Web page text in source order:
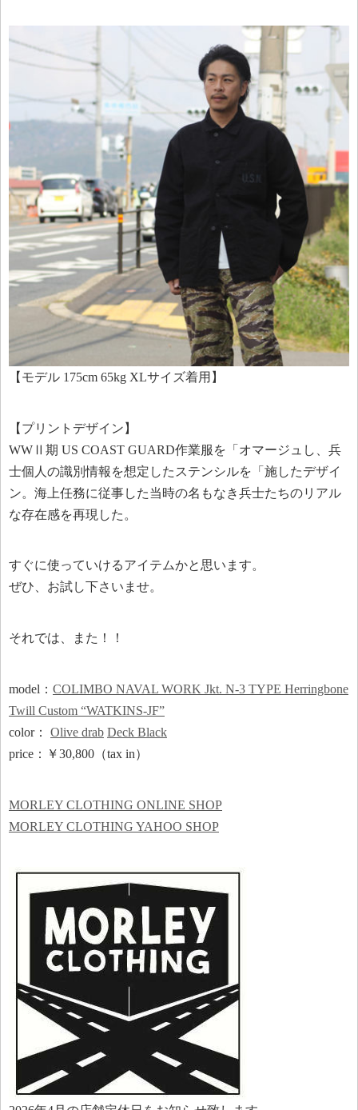
【モデル 175cm 65kg XLサイズ着用】
【プリントデザイン】
WWⅡ期 US COAST GUARD作業服を「オマージュし、兵
士個人の識別情報を想定したステンシルを「施したデザイ
ン。海上任務に従事した当時の名もなき兵士たちのリアル
な存在感を再現した。
すぐに使っていけるアイテムかと思います。
ぜひ、お試し下さいませ。
それでは、また！！
model： COLIMBO NAVAL WORK Jkt. N-3 TYPE Herringbone
Twill Custom “WATKINS-JF”
color： Olive drab Deck Black
price：￥30,800（tax in）
MORLEY CLOTHING ONLINE SHOP
MORLEY CLOTHING YAHOO SHOP